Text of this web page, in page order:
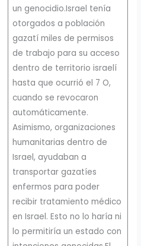
un genocidio.Israel tenía
otorgados a población
gazatí miles de permisos
de trabajo para su acceso
dentro de territorio israelí
hasta que ocurrió el 7 O,
cuando se revocaron
automáticamente.
Asimismo, organizaciones
humanitarias dentro de
Israel, ayudaban a
transportar gazatíes
enfermos para poder
recibir tratamiento médico
en Israel. Esto no lo haría ni
lo permitiría un estado con